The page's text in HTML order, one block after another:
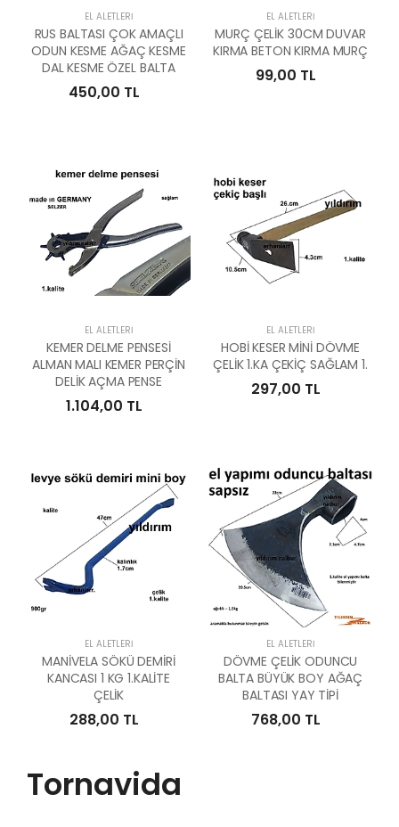
EL ALETLERI
RUS BALTASI ÇOK AMAÇLI
ODUN KESME AĞAÇ KESME
DAL KESME ÖZEL BALTA
450,00 TL
EL ALETLERI
MURÇ ÇELİK 30CM DUVAR
KIRMA BETON KIRMA MURÇ
99,00 TL
EL ALETLERI
KEMER DELME PENSESİ
ALMAN MALI KEMER PERÇİN
DELİK AÇMA PENSE
1.104,00 TL
EL ALETLERI
HOBİ KESER MİNİ DÖVME
ÇELİK 1.KA ÇEKİÇ SAĞLAM 1.
297,00 TL
EL ALETLERI
MANİVELA SÖKÜ DEMİRİ
KANCASI 1 KG 1.KALİTE
ÇELİK
288,00 TL
EL ALETLERI
DÖVME ÇELİK ODUNCU
BALTA BÜYÜK BOY AĞAÇ
BALTASI YAY TİPİ
768,00 TL
Tornavida